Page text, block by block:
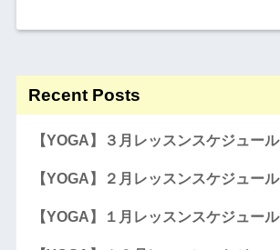
Recent Posts
【YOGA】３月レッスンスケジュール
【YOGA】２月レッスンスケジュール
【YOGA】１月レッスンスケジュール